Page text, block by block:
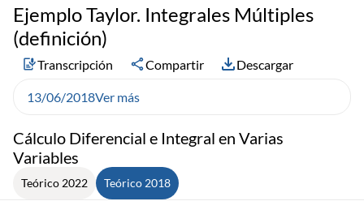
Cálculo Diferencial e Integral en Varias
Variables
Teórico 2022 Teórico 2018
Ejemplo Taylor. Integrales Múltiples
(definición)
Transcripción Compartir Descargar
13/06/2018Ver más